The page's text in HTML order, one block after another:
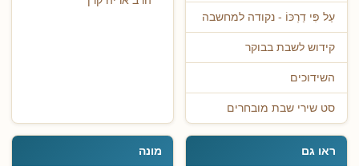
עַל פִּי דַרְכּוֹ - נקודה למחשבה
קידוש לשבת בבוקר
השידוכים
סט שירי שבת מובחרים
ראו גם מונה